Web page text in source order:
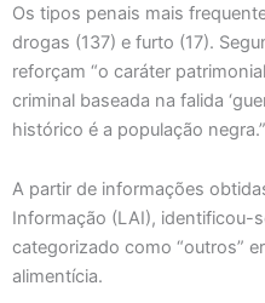
Os tipos penais mais
drogas (137) e furto (17).
reforçam “o caráter
criminal baseada na falida
histórico é a população negra.”
A partir de informações
Informação (LAI), identificou-
categorizado como “outros”
alimentícia.